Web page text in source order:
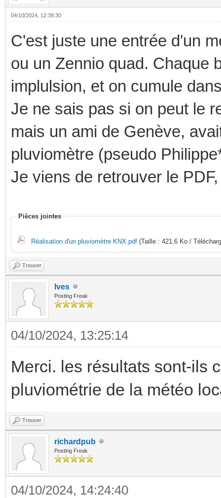
04/10/2024, 12:38:30
C'est juste une entrée d'un
ou un Zennio quad. Chaque
implulsion, et on cumule
Je ne sais pas si on peut le
mais un ami de Genève,
pluviomètre (pseudo
Je viens de retrouver le
Pièces jointes
Réalisation d'un pluviomètre KNX.pdf (Taille : 421,6 Ko /
Trouver
Ives
Posting Freak
04/10/2024, 13:25:14
Merci. les résultats sont-ils
pluviométrie de la météo
Trouver
richardpub
Posting Freak
04/10/2024, 14:24:40